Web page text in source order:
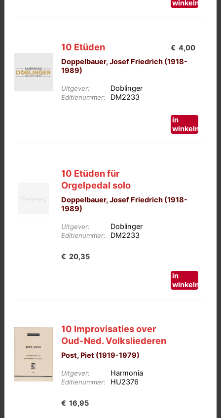
winkelmand
10 Etüden
Doppelbauer, Josef Friedrich (1918-
1989)
Uitgever: Doblinger
Editienummer: DM2233
€ 4,00
in
winkelmand
10 Etüden für
Orgelpedal solo
Doppelbauer, Josef Friedrich (1918-
1989)
Uitgever: Doblinger
Editienummer: DM2233
€ 20,35
in
winkelmand
10 Improvisaties over
Oud-Ned. Volksliederen
Post, Piet (1919-1979)
Uitgever: Harmonia
Editienummer: HU2376
€ 16,95